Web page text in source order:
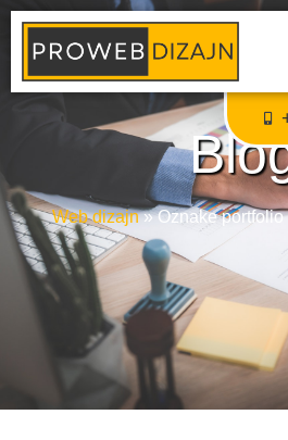
Web dizajn»Oznake portfolio
Proweb tajni agent
● Dostupan — Proweb Dizajn